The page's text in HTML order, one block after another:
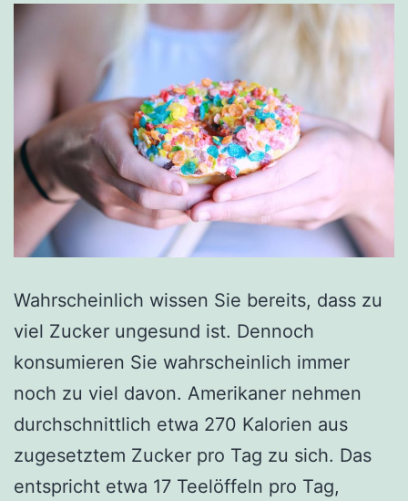
Wahrscheinlich wissen Sie bereits, dass zu
viel Zucker ungesund ist. Dennoch
konsumieren Sie wahrscheinlich immer
noch zu viel davon. Amerikaner nehmen
durchschnittlich etwa 270 Kalorien aus
zugesetztem Zucker pro Tag zu sich. Das
entspricht etwa 17 Teelöffeln pro Tag,